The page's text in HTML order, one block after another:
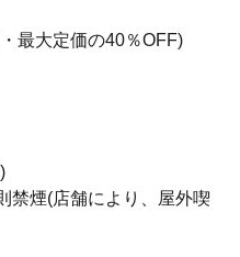
最大定価の40％OFF)
禁煙(店舗により、屋外喫